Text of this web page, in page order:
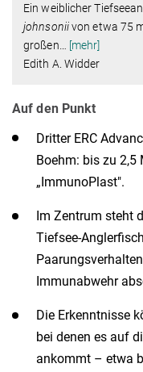
Ein weiblicher
johnsoniivon etwa 75
großen
[mehr]
Edith A. Widder
Auf den Punkt
Dritter ERC
Boehm: bis zu 2,5
„ImmunoPlast".
Im Zentrum steht
Tiefsee-
Immunabwehr
Die Erkenntnisse
bei denen es auf
ankommt – etwa